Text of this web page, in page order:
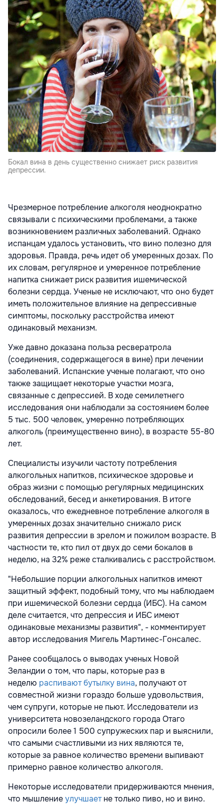
Бокал вина в день существенно снижает риск развития
депрессии.
Чрезмерное потребление алкоголя неоднократно
связывали с психическими проблемами, а также
возникновением различных заболеваний. Однако
испанцам удалось установить, что вино полезно для
здоровья. Правда, речь идет об умеренных дозах. По
их словам, регулярное и умеренное потребление
напитка снижает риск развития ишемической
болезни сердца. Ученые не исключают, что оно будет
иметь положительное влияние на депрессивные
симптомы, поскольку расстройства имеют
одинаковый механизм.
Уже давно доказана польза ресвератрола
(соединения, содержащегося в вине) при лечении
заболеваний. Испанские ученые полагают, что оно
также защищает некоторые участки мозга,
связанные с депрессией. В ходе семилетнего
исследования они наблюдали за состоянием более
5 тыс. 500 человек, умеренно потребляющих
алкоголь (преимущественно вино), в возрасте 55-80
лет.
Специалисты изучили частоту потребления
алкогольных напитков, психическое здоровье и
образ жизни с помощью регулярных медицинских
обследований, бесед и анкетирования. В итоге
оказалось, что ежедневное потребление алкоголя в
умеренных дозах значительно снижало риск
развития депрессии в зрелом и пожилом возрасте. В
частности те, кто пил от двух до семи бокалов в
неделю, на 32% реже сталкивались с расстройством.
"Небольшие порции алкогольных напитков имеют
защитный эффект, подобный тому, что мы наблюдаем
при ишемической болезни сердца (ИБС). На самом
деле считается, что депрессия и ИБС имеют
одинаковые механизмы развития", - комментирует
автор исследования Мигель Мартинес-Гонсалес.
Ранее сообщалось о выводах ученых Новой
Зеландии о том, что пары, которые раз в
неделю распивают бутылку вина, получают от
совместной жизни гораздо больше удовольствия,
чем супруги, которые не пьют. Исследователи из
университета новозеландского города Отаго
опросили более 1 500 супружеских пар и выяснили,
что самыми счастливыми из них являются те,
которые за равное количество времени выпивают
примерно равное количество алкоголя.
Некоторые исследователи придерживаются мнения,
что мышлениеулучшаетне только пиво, но и вино.